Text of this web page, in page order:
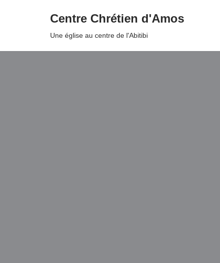
Centre Chrétien d'Amos
Une église au centre de l'Abitibi